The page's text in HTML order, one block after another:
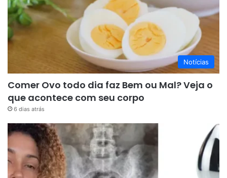
Notícias
Comer Ovo todo dia faz Bem ou Mal? Veja o
que acontece com seu corpo
6 dias atrás